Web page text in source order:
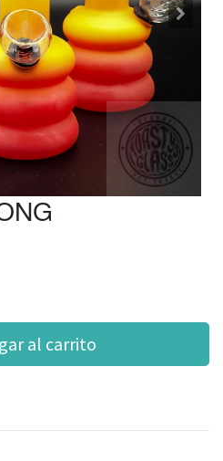
al carrito